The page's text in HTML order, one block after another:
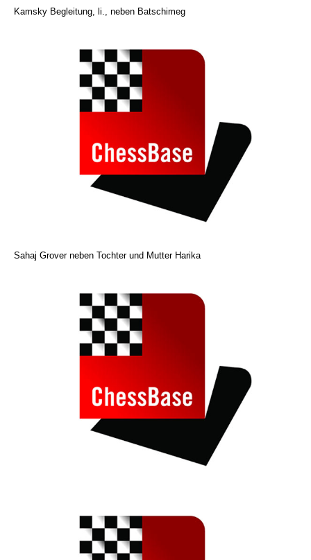
Kamsky Begleitung, li., neben Batschimeg
Sahaj Grover neben Tochter und Mutter Harika